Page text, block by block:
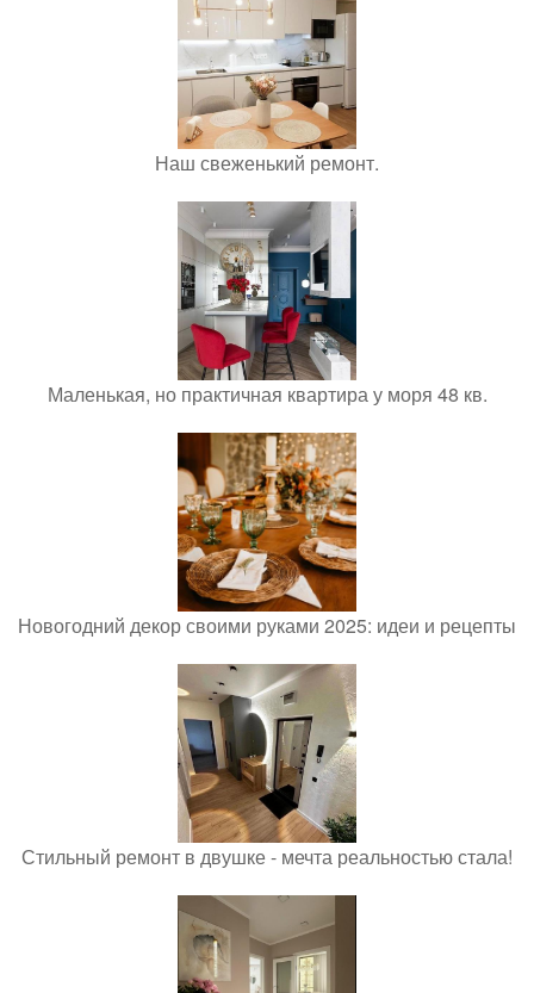
Наш свеженький ремонт.
Маленькая, но практичная квартира у моря 48 кв.
Новогодний декор своими руками 2025: идеи и рецепты
Стильный ремонт в двушке - мечта реальностью стала!